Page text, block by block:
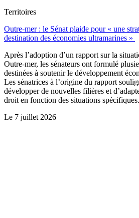
Territoires
Outre-mer : le Sénat plaide pour « une
destination des économies ultramarines »
Après l’adoption d’un rapport sur la
Outre-mer, les sénateurs ont formulé
destinées à soutenir le développement
Les sénatrices à l’origine du rapport
développer de nouvelles filières et
droit en fonction des situations spécifiques.
Le 7 juillet 2026